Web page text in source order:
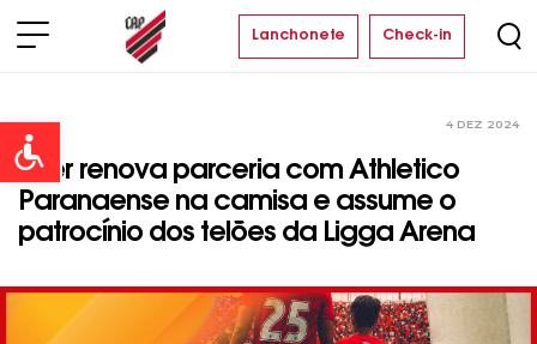
Open toolbar
Lanchonete Check-in
4 DEZ 2024
Inter renova parceria com Athletico
Paranaense na camisa e assume o
patrocínio dos telões da Ligga Arena